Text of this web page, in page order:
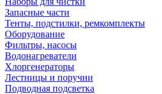
Запасные части
Тенты, подстилки, ремкомплекты
Оборудование
Фильтры, насосы
Водонагреватели
Хлоргенераторы
Лестницы и поручни
Подводная подсветка